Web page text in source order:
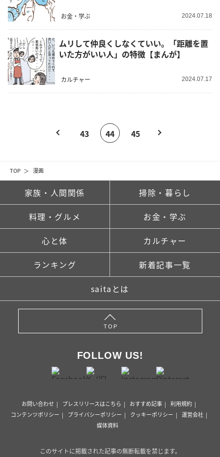
TOP 漫画
お金・学ぶ 2024.07.18
ムリして仲良くしなくていい。「距離を置
いた方がいい人」の特徴【まんが】
カルチャー 2024.07.17
43 44 45
家族・人間関係 掃除・暮らし
料理・グルメ お金・学ぶ
心と体 カルチャー
ランキング 新着記事一覧
saitaとは
TOP
FOLLOW US!
お問い合わせ プレスリリースはこちら おすすめ記事
利用規約
コンテンツポリシー
プライバシーポリシー クッキーポリシー
運営会社
媒体資料
このサイトに掲載された記事の無断転載を禁じます。